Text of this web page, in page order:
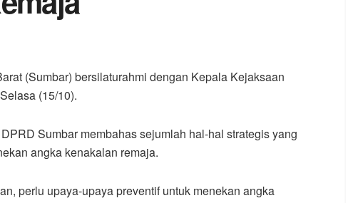
(Sumbar) bersilaturahmi dengan Kepala Kejaksaan
(15/10).
Sumbar membahas sejumlah hal-hal strategis yang
angka kenakalan remaja.
perlu upaya-upaya preventif untuk menekan angka